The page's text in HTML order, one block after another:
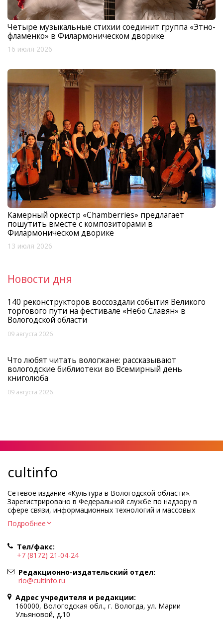
Четыре музыкальные стихии соединит группа «Этно-
фламенко» в Филармоническом дворике
16 июля 2026
Камерный оркестр «Chamberries» предлагает
пошутить вместе с композиторами в
Филармоническом дворике
13 июля 2026
Новости дня
140 реконструкторов воссоздали события Великого
торгового пути на фестивале «Небо Славян» в
Вологодской области
09 августа 2026
Что любят читать вологжане: рассказывают
вологодские библиотеки во Всемирный день
книголюба
09 августа 2026
cultinfo
Сетевое издание «Культура в Вологодской области».
Зарегистрировано в Федеральной службе по надзору в
сфере связи, информационных технологий и массовых
Регистрационный номер и дата принятия решения о
Учредитель КУ ВО «Информационно-аналитический центр
культуры»
Адрес учредителя и редакции: 160000, Вологодская обл., г.
Вологда, ул. Марии Ульяновой, д.10
Главный редактор — Легчанова Елена Григорьевна
Политика в отношении обработки персональных данных
При полном или частичном использовании информации
Подробнее
Тел/факс:
+7 (8172) 21-04-24
Редакционно-издательский отдел:
rio@cultinfo.ru
Адрес учредителя и редакции:
160000, Вологодская обл., г. Вологда, ул. Марии
Ульяновой, д.10